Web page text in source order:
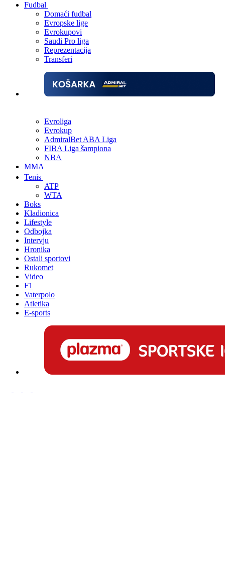
Fudbal
Domaći fudbal
Evropske lige
Evrokupovi
Saudi Pro liga
Reprezentacija
Transferi
Evroliga
Evrokup
AdmiralBet ABA Liga
FIBA Liga šampiona
NBA
MMA
Tenis
ATP
WTA
Boks
Kladionica
Lifestyle
Odbojka
Intervju
Hronika
Ostali sportovi
Rukomet
Video
F1
Vaterpolo
Atletika
E-sports